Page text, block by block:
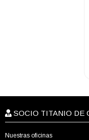
SOCIO TITANIO DE
Nuestras oficinas